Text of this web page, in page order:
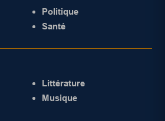
Politique
Santé
Littérature
Musique